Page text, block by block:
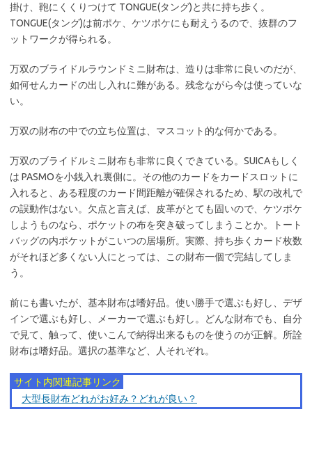
掛け、鞄にくくりつけて TONGUE(タング)と共に持ち歩く。
TONGUE(タング)は前ポケ、ケツポケにも耐えうるので、抜群のフ
ットワークが得られる。
万双のブライドルラウンドミニ財布は、造りは非常に良いのだが、
如何せんカードの出し入れに難がある。残念ながら今は使っていな
い。
万双の財布の中での立ち位置は、マスコット的な何かである。
万双のブライドルミニ財布も非常に良くできている。SUICAもしく
は PASMOを小銭入れ裏側に。その他のカードをカードスロットに
入れると、ある程度のカード間距離が確保されるため、駅の改札で
の誤動作はない。欠点と言えば、皮革がとても固いので、ケツポケ
しようものなら、ポケットの布を突き破ってしまうことか。トート
バッグの内ポケットがこいつの居場所。実際、持ち歩くカード枚数
がそれほど多くない人にとっては、この財布一個で完結してしま
う。
前にも書いたが、基本財布は嗜好品。使い勝手で選ぶも好し、デザ
インで選ぶも好し、メーカーで選ぶも好し。どんな財布でも、自分
で見て、触って、使いこんで納得出来るものを使うのが正解。所詮
財布は嗜好品。選択の基準など、人それぞれ。
サイト内関連記事リンク
大型長財布どれがお好み？どれが良い？